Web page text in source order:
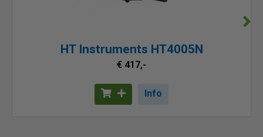
HT Instruments HT4005N
€ 417,-
Info